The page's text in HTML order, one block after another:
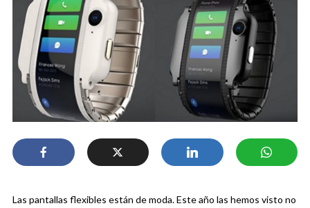
Las pantallas flexibles están de moda. Este año las hemos visto no